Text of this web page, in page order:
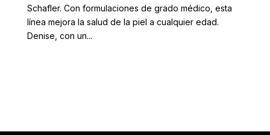
Schafler. Con formulaciones de grado médico, esta
línea mejora la salud de la piel a cualquier edad.
Denise, con un...